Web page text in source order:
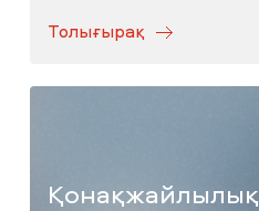
Толығырақ
Қонақжайлылық